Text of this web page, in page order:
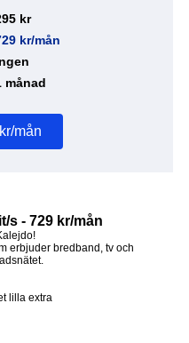
kr
kr/mån
månad
mån
s - 729 kr/mån
erbjuder bredband, tv och
lilla extra